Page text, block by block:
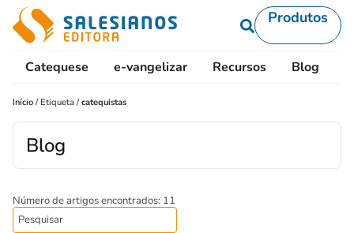
Produtos
Catequese e-vangelizar Recursos Blog
Início / Etiqueta /catequistas
Blog
Número de artigos encontrados: 11